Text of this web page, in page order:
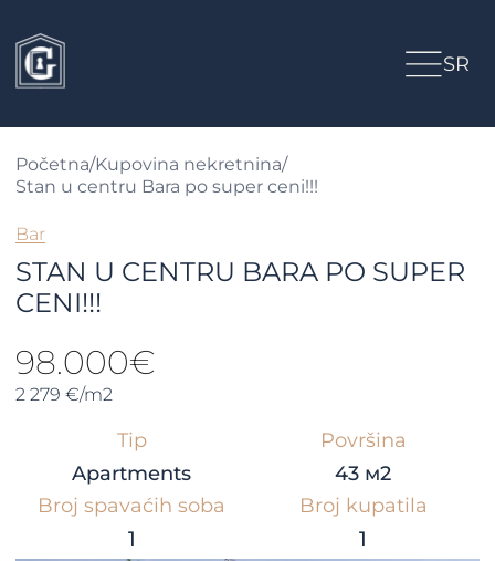
SR
Početna/Kupovina nekretnina/
Stan u centru Bara po super ceni!!!
Bar
STAN U CENTRU BARA PO SUPER
CENI!!!
98.000€
2 279 €/m2
Tip
Apartments
Površina
43 м2
Broj spavaćih soba
1
Broj kupatila
1